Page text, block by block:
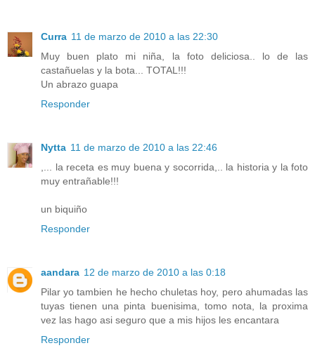
Curra 11 de marzo de 2010 a las 22:30
Muy buen plato mi niña, la foto deliciosa.. lo de las
castañuelas y la bota... TOTAL!!!
Un abrazo guapa
Responder
Nytta 11 de marzo de 2010 a las 22:46
,... la receta es muy buena y socorrida,.. la historia y la foto
muy entrañable!!!
un biquiño
Responder
aandara 12 de marzo de 2010 a las 0:18
Pilar yo tambien he hecho chuletas hoy, pero ahumadas las
tuyas tienen una pinta buenisima, tomo nota, la proxima
vez las hago asi seguro que a mis hijos les encantara
Responder